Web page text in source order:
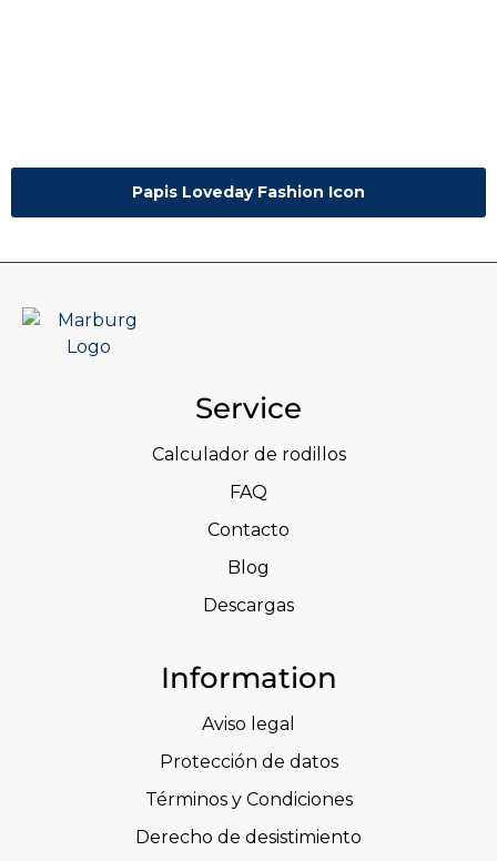
Papis Loveday Fashion Icon
Service
Calculador de rodillos
FAQ
Contacto
Blog
Descargas
Information
Aviso legal
Protección de datos
Términos y Condiciones
Derecho de desistimiento